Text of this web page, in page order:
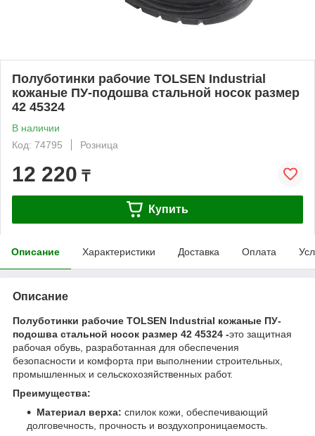
Полуботинки рабочие TOLSEN Industrial
кожаные ПУ-подошва стальной носок размер
42 45324
В наличии
Код: 74795
Розница
12 220 ₸
Купить
Описание Характеристики Доставка Оплата
Описание
Полуботинки рабочие TOLSEN Industrial кожаные ПУ-
подошва стальной носок размер 42 45324 -это защитная
рабочая обувь, разработанная для обеспечения
безопасности и комфорта при выполнении строительных,
промышленных и сельскохозяйственных работ.
Преимущества:
Материал верха: спилок кожи, обеспечивающий
долговечность, прочность и воздухопроницаемость.